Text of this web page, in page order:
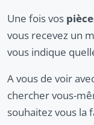
Une fois vos
vous recevez un
vous indique
A vous de voir
chercher vous-
souhaitez vous la